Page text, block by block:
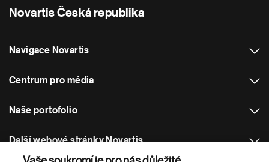
Novartis Česká republika
Navigace Novartis
Centrum pro média
Naše portofolio
Další webové stránky Novartis